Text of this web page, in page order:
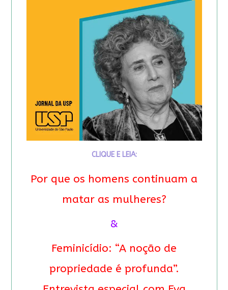
CLIQUE E LEIA:
Por que os homens continuam a
matar as mulheres?
&
Feminicídio: “A noção de
propriedade é profunda”.